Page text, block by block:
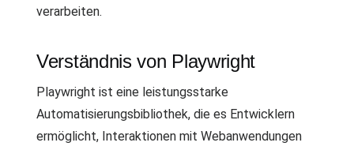
verarbeiten.
Verständnis von Playwright
Playwright ist eine leistungsstarke
Automatisierungsbibliothek, die es Entwicklern
ermöglicht, Interaktionen mit Webanwendungen